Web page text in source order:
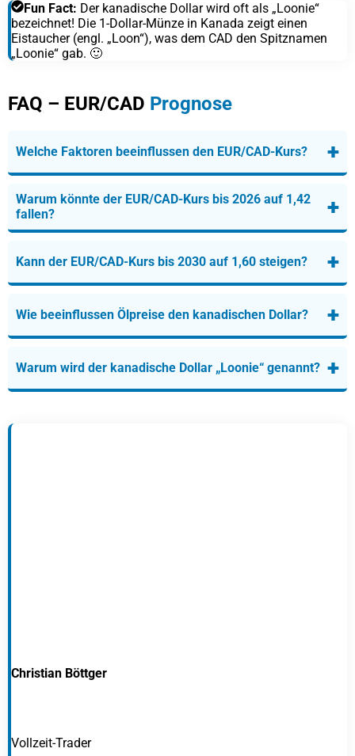
Fun Fact: Der kanadische Dollar wird oft als „Loonie“
bezeichnet! Die 1-Dollar-Münze in Kanada zeigt einen
Eistaucher (engl. „Loon“), was dem CAD den Spitznamen
„Loonie“ gab. 🙂
FAQ – EUR/CAD Prognose
Welche Faktoren beeinflussen den EUR/CAD-Kurs? +
Warum könnte der EUR/CAD-Kurs bis 2026 auf 1,42
fallen?
+
Kann der EUR/CAD-Kurs bis 2030 auf 1,60 steigen? +
Wie beeinflussen Ölpreise den kanadischen Dollar? +
Warum wird der kanadische Dollar „Loonie“ genannt? +
Christian Böttger
Vollzeit-Trader